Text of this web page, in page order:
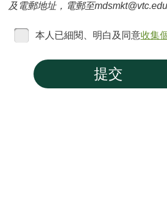
及電郵地址，電郵至
本人已細閱、明白及同意收集
提交